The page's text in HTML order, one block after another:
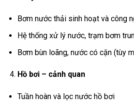
Bơm nước thải sinh hoạt và công
Hệ thống xử lý nước, trạm bơm
Bơm bùn loãng, nước có cặn (tùy
Hồ bơi – cảnh quan
Tuần hoàn và lọc nước hồ bơi